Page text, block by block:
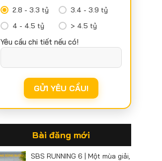
2.8 - 3.3 tỷ
3.4 - 3.9 tỷ
4 - 4.5 tỷ
> 4.5 tỷ
Yêu cầu chi tiết nếu có!
Bài đăng mới
SBS RUNNING 6 | Một mùa giải,